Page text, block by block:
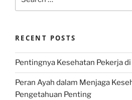
for:
RECENT POSTS
Pentingnya Kesehatan Pekerja
Peran Ayah dalam Menjaga
Pengetahuan Penting